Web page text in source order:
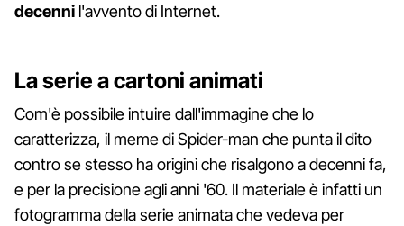
decenni l'avvento di Internet.
La serie a cartoni animati
Com'è possibile intuire dall'immagine che lo
caratterizza, il meme di Spider-man che punta il dito
contro se stesso ha origini che risalgono a decenni fa,
e per la precisione agli anni '60. Il materiale è infatti un
fotogramma della serie animata che vedeva per